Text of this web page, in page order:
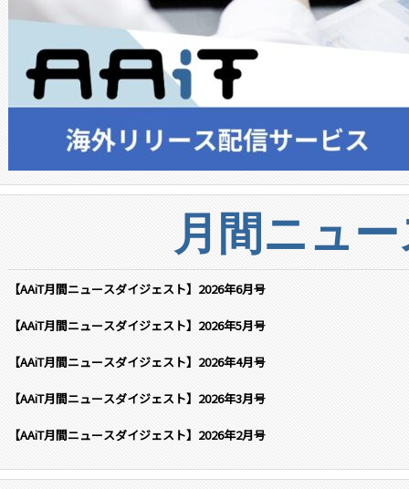
月間ニュ
【AAiT月間ニュースダイジェスト】2026年6月号
【AAiT月間ニュースダイジェスト】2026年5月号
【AAiT月間ニュースダイジェスト】2026年4月号
【AAiT月間ニュースダイジェスト】2026年3月号
【AAiT月間ニュースダイジェスト】2026年2月号